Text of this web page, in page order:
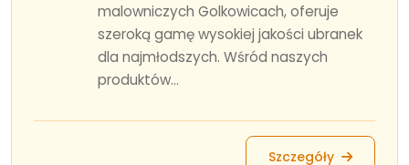
malowniczych Golkowicach, oferuje
szeroką gamę wysokiej jakości ubranek
dla najmłodszych. Wśród naszych
produktów...
Szczegóły